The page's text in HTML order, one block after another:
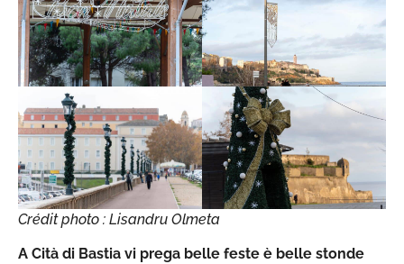
Crédit photo : Lisandru Olmeta
A Cità di Bastia vi prega belle feste è belle stonde